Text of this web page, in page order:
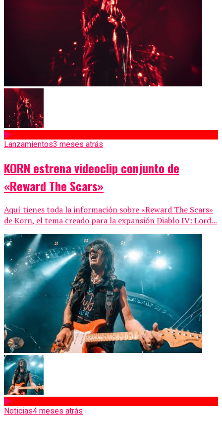
Lanzamientos3 meses atrás
KORN estrena videoclip conjunto de
«Reward The Scars»
Aquí tienes toda la información sobre «Reward The Scars»
de Korn, el tema creado para la expansión Diablo IV: Lord...
Noticias4 meses atrás